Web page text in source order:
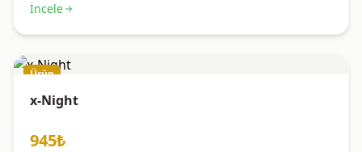
İncele
Ürün
x-Night
945₺